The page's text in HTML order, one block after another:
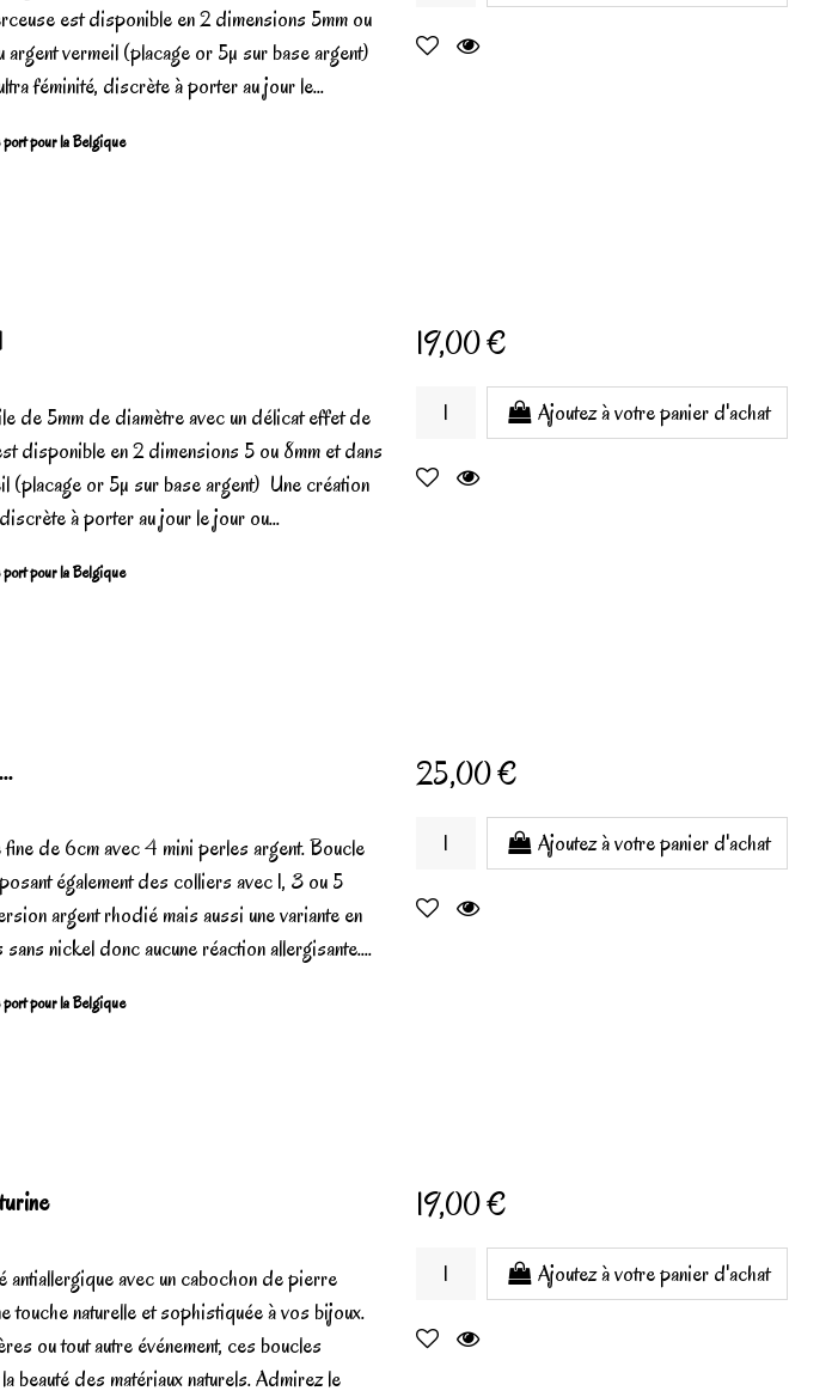
est disponible en 2 dimensions 5mm ou
vermeil (placage or 5µ sur base argent)
féminité, discrète à porter au jour le...
pour la Belgique
de 5mm de diamètre avec un délicat effet de
disponible en 2 dimensions 5 ou 8mm et dans
(placage or 5µ sur base argent) Une création
à porter au jour le jour ou...
pour la Belgique
19,00 €
Ajoutez à votre panier d'achat
de 6cm avec 4 mini perles argent. Boucle
également des colliers avec 1, 3 ou 5
argent rhodié mais aussi une variante en
nickel donc aucune réaction allergisante....
pour la Belgique
25,00 €
Ajoutez à votre panier d'achat
avec un cabochon de pierre
touche naturelle et sophistiquée à vos bijoux.
ou tout autre événement, ces boucles
beauté des matériaux naturels. Admirez le
19,00 €
Ajoutez à votre panier d'achat